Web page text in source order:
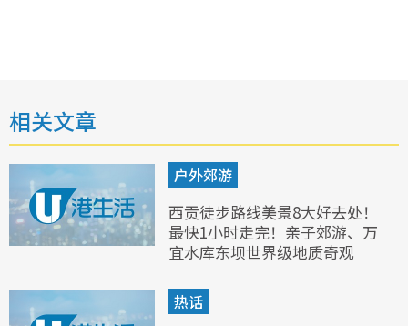
相关文章
户外郊游
西贡徒步路线美景8大好去处！
最快1小时走完！亲子郊游、万
宜水库东坝世界级地质奇观
热话